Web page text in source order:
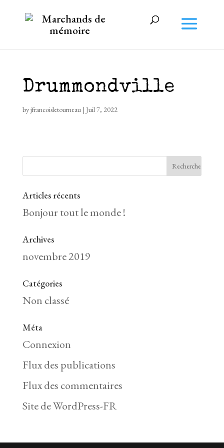
Drummondville
byjfrancoisletourneau| Juil 7, 2022
Articles récents
Bonjour tout le monde !
Archives
novembre 2019
Catégories
Non classé
Méta
Connexion
Flux des publications
Flux des commentaires
Site de WordPress-FR